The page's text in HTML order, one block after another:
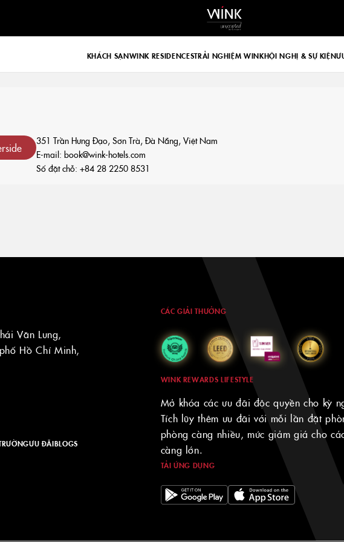
KHÁCH SẠNWINK RESIDENCESTRẢI NGHIỆM WINKHỘI NGHỊ & SỰ KIỆN
351 Trần Hưng Đạo, Sơn Trà, Đà Nẵng, Việt Nam
E-mail: book@wink-hotels.com
Số đặt chỗ: +84 28 2250 8531
Văn Lung,
Hồ Chí Minh,
ƯU ĐÃIBLOGS
CÁC GIẢI THƯỞNG
WINK REWARDS LIFESTYLE
Mở khóa các ưu đãi độc quyền cho kỳ
Tích lũy thêm ưu đãi với mỗi lần đặt
phòng càng nhiều, mức giảm giá cho
càng lớn.
TẢI ỨNG DỤNG